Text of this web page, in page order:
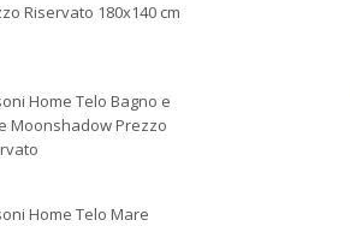
Riservato 180x140 cm
Home Telo Bagno e
Moonshadow Prezzo
Home Telo Mare